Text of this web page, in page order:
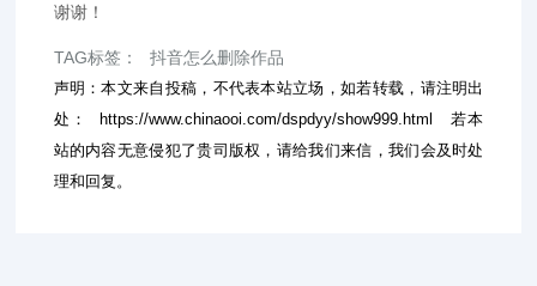
谢谢！
TAG标签： 抖音怎么删除作品
声明：本文来自投稿，不代表本站立场，如若转载，请注明出
处：
https://www.chinaooi.com/dspdyy/show999.html
若本
站的内容无意侵犯了贵司版权，请给我们来信，我们会及时处
理和回复。